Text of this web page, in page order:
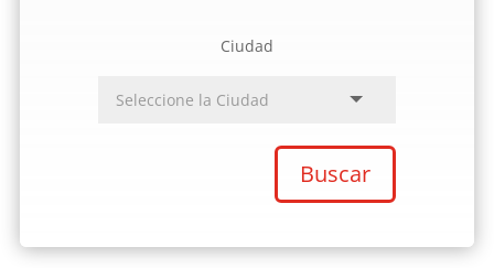
Ciudad
Buscar